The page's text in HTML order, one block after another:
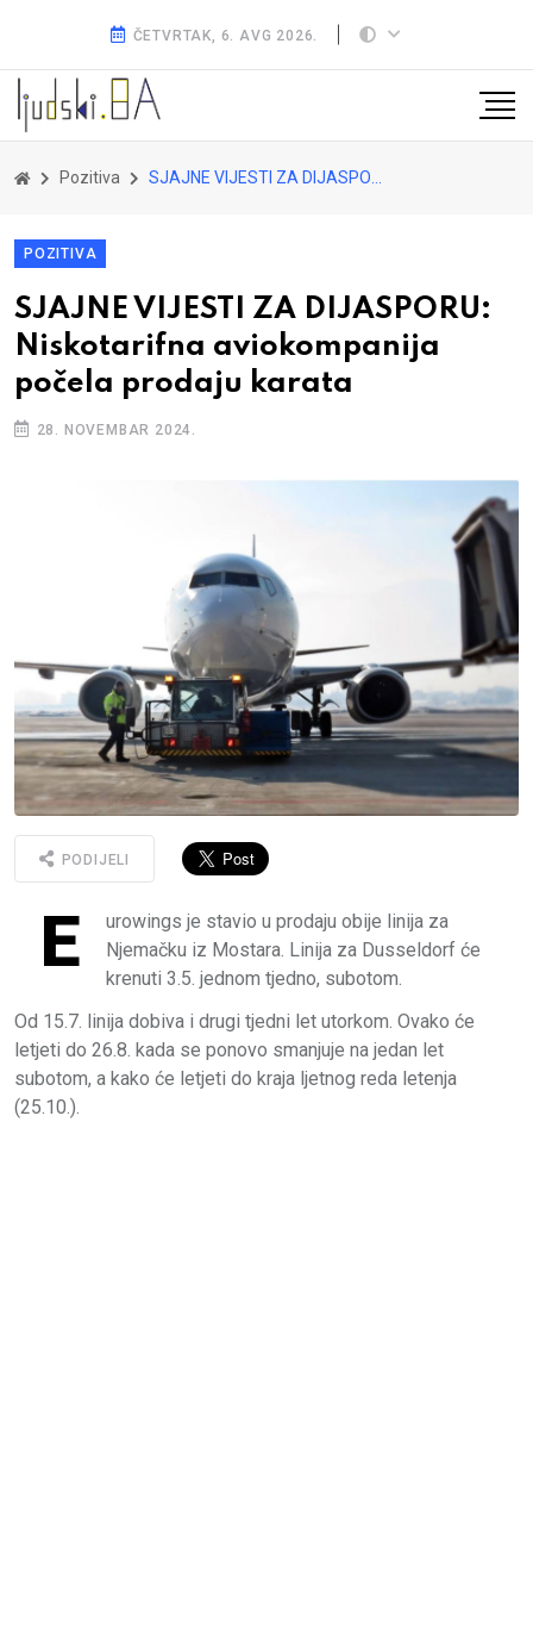
ČETVRTAK, 6. AVG 2026.
Pozitiva SJAJNE VIJESTI ZA DIJASPORU: Niskotarifna aviokompanija počela prodaju karata
POZITIVA
SJAJNE VIJESTI ZA DIJASPORU:
Niskotarifna aviokompanija
počela prodaju karata
28. NOVEMBAR 2024.
PODIJELI
E
urowings je stavio u prodaju obije linija za
Njemačku iz Mostara. Linija za Dusseldorf će
krenuti 3.5. jednom tjedno, subotom.
Od 15.7. linija dobiva i drugi tjedni let utorkom. Ovako će
letjeti do 26.8. kada se ponovo smanjuje na jedan let
subotom, a kako će letjeti do kraja ljetnog reda letenja
(25.10.).